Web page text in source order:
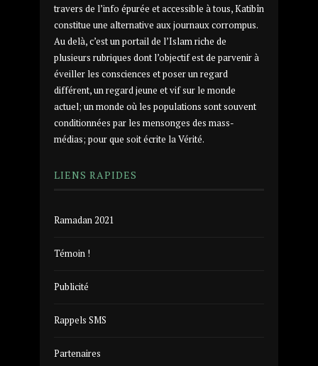
travers de l’info épurée et accessible à tous, Katibîn
constitue une alternative aux journaux corrompus.
Au delà, c’est un portail de l’Islam riche de
plusieurs rubriques dont l’objectif est de parvenir à
éveiller les consciences et poser un regard
différent, un regard jeune et vif sur le monde
actuel; un monde où les populations sont souvent
conditionnées par les mensonges des mass-
médias; pour que soit écrite la Vérité.
LIENS RAPIDES
Ramadan 2021
Témoin !
Publicité
Rappels SMS
Partenaires